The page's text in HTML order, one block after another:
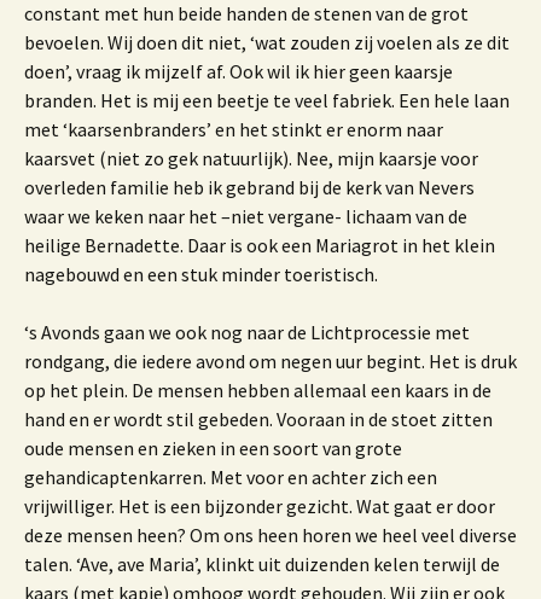
constant met hun beide handen de stenen van de grot
bevoelen. Wij doen dit niet, ‘wat zouden zij voelen als ze dit
doen’, vraag ik mijzelf af. Ook wil ik hier geen kaarsje
branden. Het is mij een beetje te veel fabriek. Een hele laan
met ‘kaarsenbranders’ en het stinkt er enorm naar
kaarsvet (niet zo gek natuurlijk). Nee, mijn kaarsje voor
overleden familie heb ik gebrand bij de kerk van Nevers
waar we keken naar het –niet vergane- lichaam van de
heilige Bernadette. Daar is ook een Mariagrot in het klein
nagebouwd en een stuk minder toeristisch.
‘s Avonds gaan we ook nog naar de Lichtprocessie met
rondgang, die iedere avond om negen uur begint. Het is druk
op het plein. De mensen hebben allemaal een kaars in de
hand en er wordt stil gebeden. Vooraan in de stoet zitten
oude mensen en zieken in een soort van grote
gehandicaptenkarren. Met voor en achter zich een
vrijwilliger. Het is een bijzonder gezicht. Wat gaat er door
deze mensen heen? Om ons heen horen we heel veel diverse
talen. ‘Ave, ave Maria’, klinkt uit duizenden kelen terwijl de
kaars (met kapje) omhoog wordt gehouden. Wij zijn er ook